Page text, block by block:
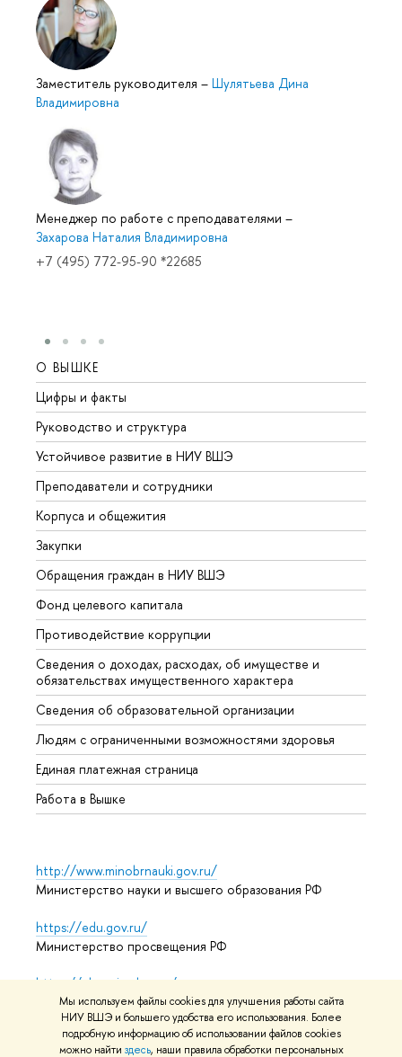
Мы используем файлы cookies для улучшения работы сайта
НИУ ВШЭ и большего удобства его использования. Более
подробную информацию об использовании файлов cookies
можно найти здесь, наши правила обработки персональных
Заместитель руководителя – Шулятьева Дина
Владимировна
Менеджер по работе с преподавателями –
Захарова Наталия Владимировна
+7 (495) 772-95-90 *22685
О ВЫШКЕ
Цифры и факты
Руководство и структура
Устойчивое развитие в НИУ ВШЭ
Преподаватели и сотрудники
Корпуса и общежития
Закупки
Обращения граждан в НИУ ВШЭ
Фонд целевого капитала
Противодействие коррупции
Сведения о доходах, расходах, об имуществе и
обязательствах имущественного характера
Сведения об образовательной организации
Людям с ограниченными возможностями здоровья
Единая платежная страница
Работа в Вышке
http://www.minobrnauki.gov.ru/
Министерство науки и высшего образования РФ
https://edu.gov.ru/
Министерство просвещения РФ
https://elearning.hse.ru/mooc
Массовые открытые онлайн-курсы